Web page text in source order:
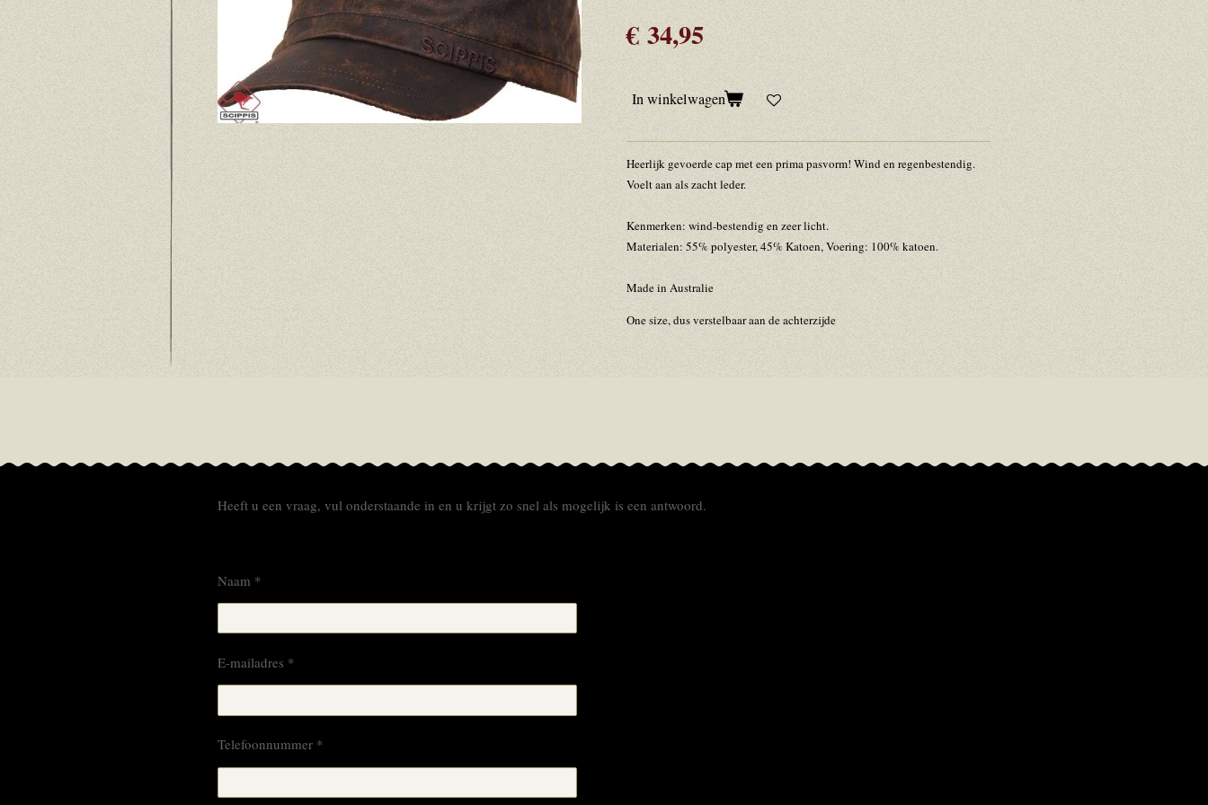
€ 34,95
In winkelwagen
Heerlijk gevoerde cap met een prima pasvorm! Wind en regenbestendig.
Voelt aan als zacht leder.
Kenmerken: wind-bestendig en zeer licht.
Materialen: 55% polyester, 45% Katoen, Voering: 100% katoen.
Made in Australie
One size, dus verstelbaar aan de achterzijde
Heeft u een vraag, vul onderstaande in en u krijgt zo snel als mogelijk is een antwoord.
Naam *
E-mailadres *
Telefoonnummer *